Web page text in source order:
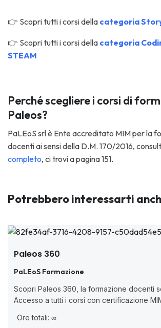
👉 Scopri tutti i corsi della categoria
👉 Scopri tutti i corsi della categoria
STEAM
Perché scegliere i corsi di
Paleos?
PaLEoS srl è Ente accreditato MIM per la
docenti ai sensi della D.M. 170/2016,
completo, ci trovi a pagina 151.
Potrebbero interessarti
Paleos 360
PaLEoS Formazione
Scopri Paleos 360, la formazione docenti
Accesso a tutti i corsi con certificazione
scadenza. Cos’è Paleos 360? Paleos 360...
Ore totali: ∞